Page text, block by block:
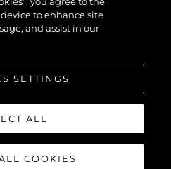
todos los derechos.
to enhance site
and assist in our
SETTINGS
ALL
COOKIES